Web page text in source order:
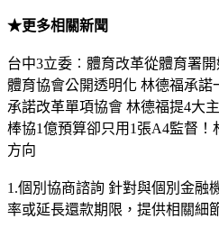
★更多相關新聞
台中3立委︰體育改革從體育署開
體育協會公開透明化 林德福承諾
承諾改革單項協會 林德福提4大
棒協1億預算卻只用1張A4監督！
方向
1.個別協商諮詢 針對與個別金融
率或延長還款期限，提供相關細